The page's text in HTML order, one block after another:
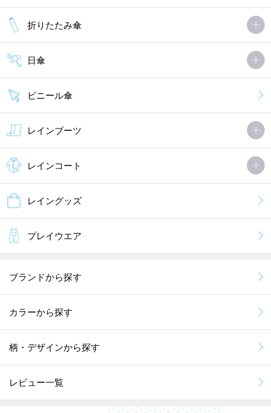
折りたたみ傘
日傘
ビニール傘
レインブーツ
レインコート
レイングッズ
プレイウエア
ブランドから探す
カラーから探す
柄・デザインから探す
レビュー一覧